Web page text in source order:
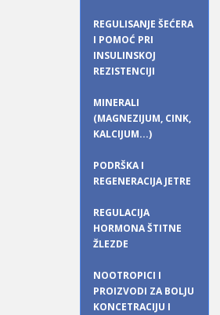
REGULISANJE ŠEĆERA
I POMOĆ PRI
INSULINSKOJ
REZISTENCIJI
MINERALI
(MAGNEZIJUM, CINK,
KALCIJUM...)
PODRŠKA I
REGENERACIJA JETRE
REGULACIJA
HORMONA ŠTITNE
ŽLEZDE
NOOTROPICI I
PROIZVODI ZA BOLJU
KONCETRACIJU I